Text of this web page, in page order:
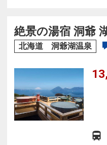
絶景の湯宿 洞爺
北海道 洞爺湖温泉